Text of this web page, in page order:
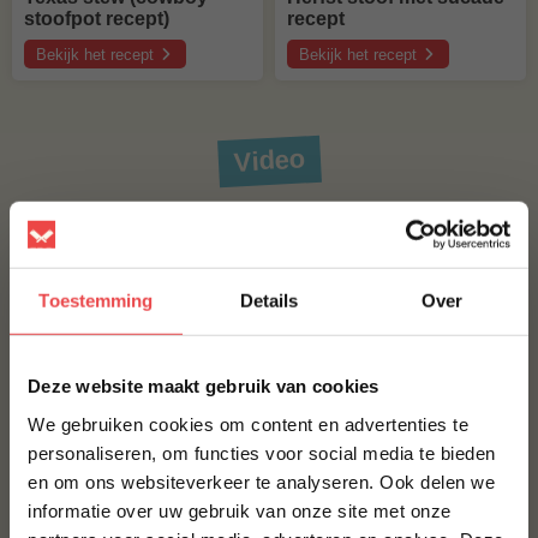
Toestemming Details Over
Deze website maakt gebruik van cookies
We gebruiken cookies om content en advertenties te
personaliseren, om functies voor social media te bieden
en om ons websiteverkeer te analyseren. Ook delen we
informatie over uw gebruik van onze site met onze
stoofpot recept)
Bekijk het recept
over
Texas
recept
Bekijk het recept
over
Herfst
recept
Video
10% korting op je
eerste bestelling*